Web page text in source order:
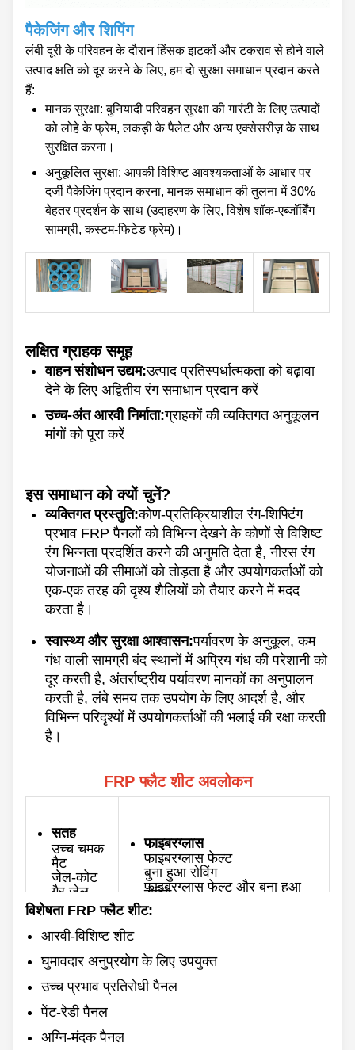
पैकेजिंग और शिपिंग
लंबी दूरी के परिवहन के दौरान हिंसक झटकों और टकराव से होने वाले
उत्पाद क्षति को दूर करने के लिए, हम दो सुरक्षा समाधान प्रदान करते
हैं:
मानक सुरक्षा: बुनियादी परिवहन सुरक्षा की गारंटी के लिए उत्पादों
को लोहे के फ्रेम, लकड़ी के पैलेट और अन्य एक्सेसरीज़ के साथ
सुरक्षित करना।
अनुकूलित सुरक्षा: आपकी विशिष्ट आवश्यकताओं के आधार पर
दर्जी पैकेजिंग प्रदान करना, मानक समाधान की तुलना में 30%
बेहतर प्रदर्शन के साथ (उदाहरण के लिए, विशेष शॉक-एब्जॉर्बिंग
सामग्री, कस्टम-फिटेड फ्रेम)।
लक्षित ग्राहक समूह
वाहन संशोधन उद्यम:उत्पाद प्रतिस्पर्धात्मकता को बढ़ावा
देने के लिए अद्वितीय रंग समाधान प्रदान करें
उच्च-अंत आरवी निर्माता:ग्राहकों की व्यक्तिगत अनुकूलन
मांगों को पूरा करें
इस समाधान को क्यों चुनें?
व्यक्तिगत प्रस्तुति:कोण-प्रतिक्रियाशील रंग-शिफ्टिंग
प्रभाव FRP पैनलों को विभिन्न देखने के कोणों से विशिष्ट
रंग भिन्नता प्रदर्शित करने की अनुमति देता है, नीरस रंग
योजनाओं की सीमाओं को तोड़ता है और उपयोगकर्ताओं को
एक-एक तरह की दृश्य शैलियों को तैयार करने में मदद
करता है।
स्वास्थ्य और सुरक्षा आश्वासन:पर्यावरण के अनुकूल, कम
गंध वाली सामग्री बंद स्थानों में अप्रिय गंध की परेशानी को
दूर करती है, अंतर्राष्ट्रीय पर्यावरण मानकों का अनुपालन
करती है, लंबे समय तक उपयोग के लिए आदर्श है, और
विभिन्न परिदृश्यों में उपयोगकर्ताओं की भलाई की रक्षा करती
है।
FRP फ्लैट शीट अवलोकन
सतह
उच्च चमक
मैट
जेल-कोट
गैर जेल-
रंग
अनुकूलित
पिछला भाग
चिकना
खुरदरा
फाइबरग्लास
फाइबरग्लास फेल्ट
बुना हुआ रोविंग
फाइबरग्लास फेल्ट और बुना हुआ
रोविंग
मोटाई
अधिकतम चौड़ाई
3500 मिमी
लंबाई
विशेषता FRP फ्लैट शीट:
आरवी-विशिष्ट शीट
घुमावदार अनुप्रयोग के लिए उपयुक्त
उच्च प्रभाव प्रतिरोधी पैनल
पेंट-रेडी पैनल
अग्नि-मंदक पैनल